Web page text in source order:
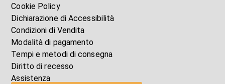
Cookie Policy
Dichiarazione di Accessibilità
Condizioni di Vendita
Modalità di pagamento
Tempi e metodi di consegna
Diritto di recesso
Assistenza